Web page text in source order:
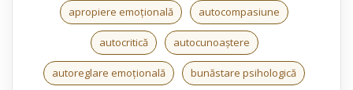
apropiere emoțională autocompasiune
autocritică autocunoaștere
autoreglare emoțională bunăstare psihologică